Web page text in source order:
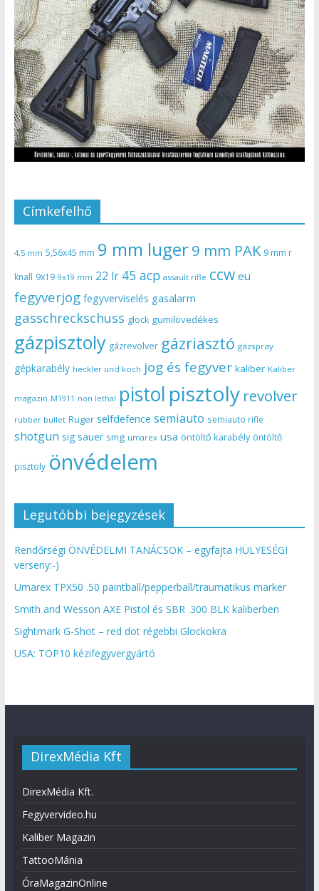
Címkefelhő
4,5 mm 5,56x45 mm 9 mm luger9 mm PAK 9 mm r
knall 9x19 9x19 mm 22 lr 45 acp assault rifle ccw eu
fegyverjog fegyverviselés gasalarm
gasschreckschuss glock gumilövedékes
gázpisztoly gázrevolver gázriasztó gázspray
gépkarabély heckler und koch jog és fegyver kaliber Kaliber
magazin M1911 non lethal pistol pisztoly revolver
rubber bullet Ruger selfdefence semiauto semiauto rifle
shotgun sig sauer smg umarex usa öntöltő karabély öntöltő
pisztoly önvédelem
Legutóbbi bejegyzések
Rendőrségi ÖNVÉDELMI TANÁCSOK – egyfajta HÜLYESÉGI
verseny:-)
Umarex TPX50 .50 paintball/pepperball/traumatikus marker
Smith and Wesson AXE Pistol és SBR .300 BLK kaliberben
Sightmark G-Shot – red dot régebbi Glockokra
USA: TOP10 kézifegyvergyártó
DirexMédia Kft
DirexMédia Kft.
Fegyvervideo.hu
Kaliber Magazin
TattooMánia
ÓraMagazinOnline